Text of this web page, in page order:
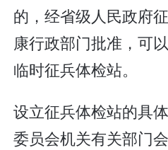
的，经省级人民政府
康行政部门批准，可
临时征兵体检站。
设立征兵体检站的具
委员会机关有关部门